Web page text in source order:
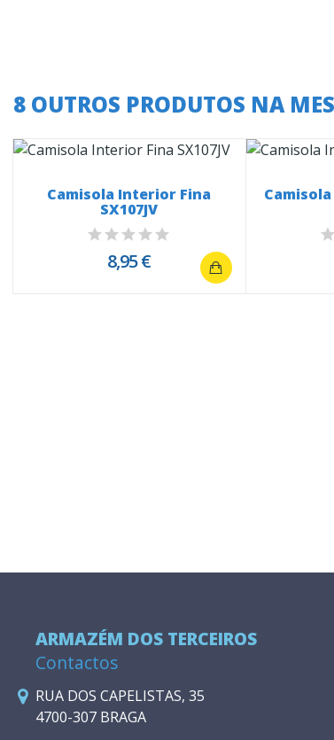
8 OUTROS PRODUTOS NA
Camisola Interior Fina
SX107JV
8,95 €
ARMAZÉM DOS TERCEIROS
Contactos
RUA DOS CAPELISTAS, 35
4700-307 BRAGA